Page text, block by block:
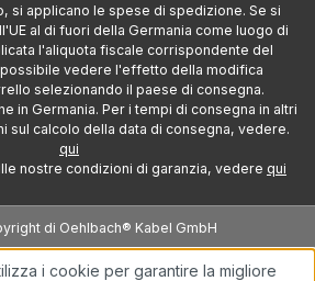
si applicano le spese di spedizione. Se si
al di fuori della Germania come luogo di
l'aliquota fiscale corrispondente del
vedere l'effetto della modifica
selezionando il paese di consegna.
in Germania. Per i tempi di consegna in altri
sul calcolo della data di consegna, vedere.
qui
nostre condizioni di garanzia, vedere qui
di Oehlbach® Kabel GmbH
i cookie per garantire la migliore